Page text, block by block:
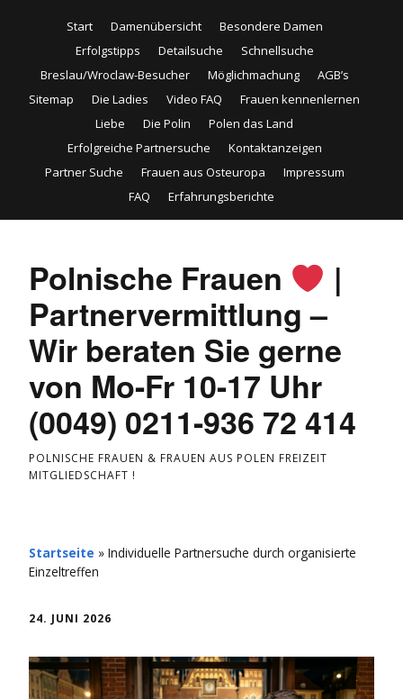
Start Damenübersicht
Besondere Damen
Erfolgstipps
Detailsuche
Schnellsuche
Breslau/Wroclaw-Besucher
Möglichmachung
AGB’s
Sitemap
Die Ladies Video FAQ
Frauen kennenlernen
Liebe
Die Polin
Polen das Land
Erfolgreiche Partnersuche
Kontaktanzeigen
Partner Suche
Frauen aus Osteuropa
Impressum
FAQ
Erfahrungsberichte
Polnische Frauen
|
Partnervermittlung –
Wir beraten Sie gerne
von Mo-Fr 10-17 Uhr
(0049) 0211-936 72 414
POLNISCHE FRAUEN & FRAUEN AUS POLEN FREIZEIT
MITGLIEDSCHAFT !
Startseite » Individuelle Partnersuche durch organisierte
Einzeltreffen
24. JUNI 2026